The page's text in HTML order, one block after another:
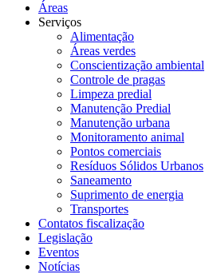
Áreas
Serviços
Alimentação
Áreas verdes
Conscientização ambiental
Controle de pragas
Limpeza predial
Manutenção Predial
Manutenção urbana
Monitoramento animal
Pontos comerciais
Resíduos Sólidos Urbanos
Saneamento
Suprimento de energia
Transportes
Contatos fiscalização
Legislação
Eventos
Notícias